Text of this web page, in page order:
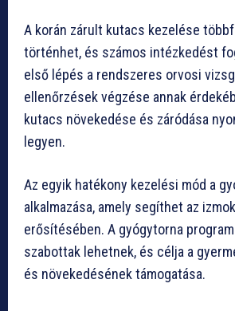
A korán zárult kutacs kezelése
történhet, és számos intézkedést
első lépés a rendszeres orvosi
ellenőrzések végzése annak
kutacs növekedése és záródása
legyen.
Az egyik hatékony kezelési mód a
alkalmazása, amely segíthet az
erősítésében. A gyógytorna
szabottak lehetnek, és célja a
és növekedésének támogatása.